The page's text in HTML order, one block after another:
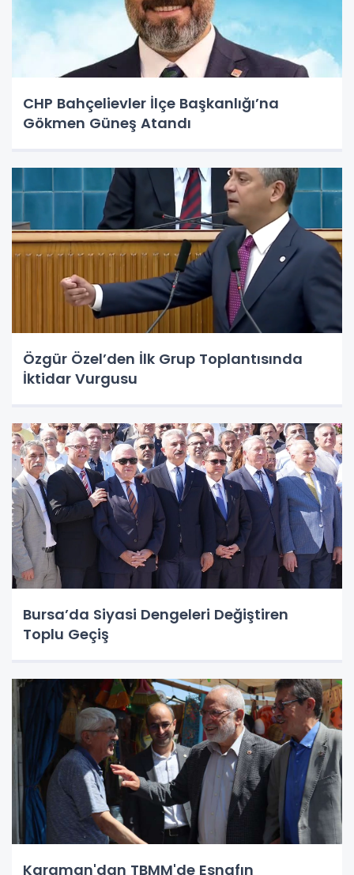
CHP Bahçelievler İlçe Başkanlığı’na
Gökmen Güneş Atandı
Özgür Özel’den İlk Grup Toplantısında
İktidar Vurgusu
Bursa’da Siyasi Dengeleri Değiştiren
Toplu Geçiş
Karaman'dan TBMM'de Esnafın